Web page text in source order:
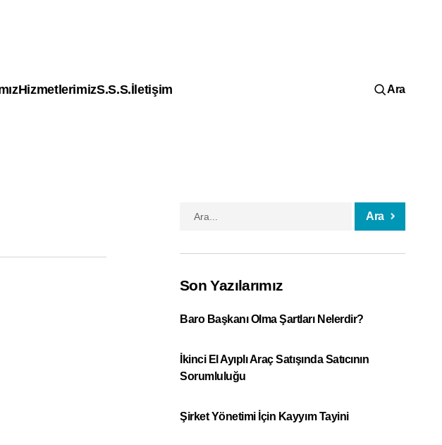
HizmetlerimizS.S.S.İletişim Ara
Ara
Son Yazılarımız
Baro Başkanı Olma Şartları Nelerdir?
İkinci El Ayıplı Araç Satışında Satıcının
Sorumluluğu
Şirket Yönetimi İçin Kayyım Tayini